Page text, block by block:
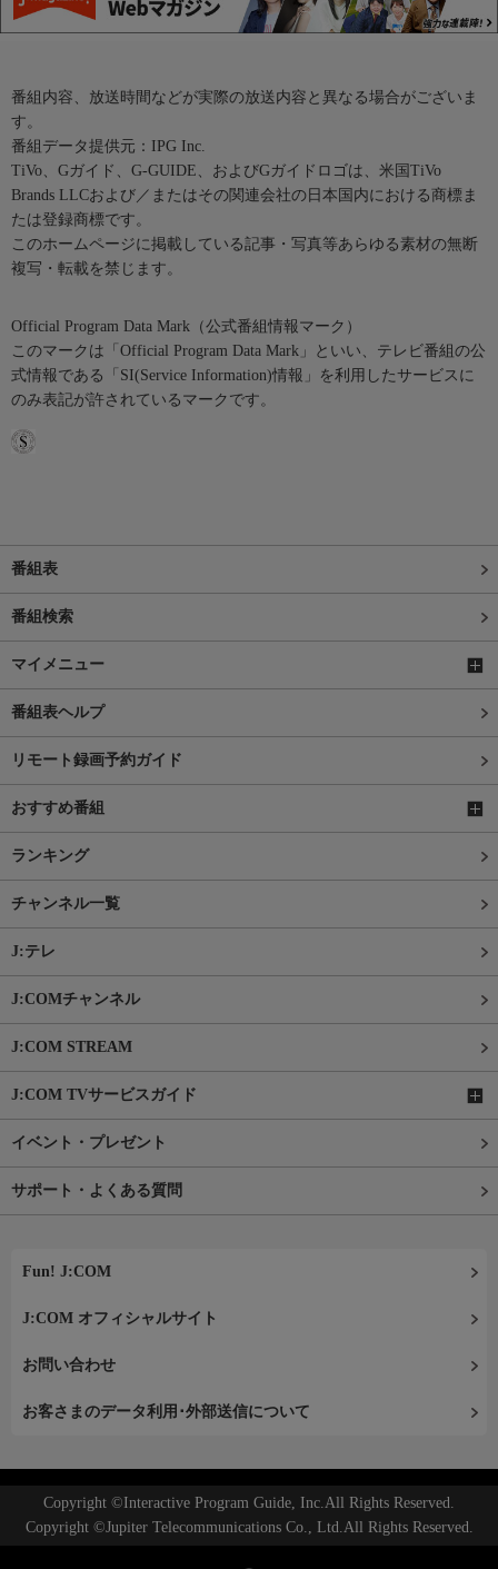
番組内容、放送時間などが実際の放送内容と異なる場合がございま
す。
番組データ提供元：IPG Inc.
TiVo、Gガイド、G-GUIDE、およびGガイドロゴは、米国TiVo
Brands LLCおよび／またはその関連会社の日本国内における商標ま
たは登録商標です。
このホームページに掲載している記事・写真等あらゆる素材の無断
複写・転載を禁じます。
Official Program Data Mark（公式番組情報マーク）
このマークは「Official Program Data Mark」といい、テレビ番組の公
式情報である「SI(Service Information)情報」を利用したサービスに
のみ表記が許されているマークです。
番組表
番組検索
マイメニュー
番組表ヘルプ
リモート録画予約ガイド
おすすめ番組
ランキング
チャンネル一覧
J:テレ
J:COMチャンネル
J:COM STREAM
J:COM TVサービスガイド
イベント・プレゼント
サポート・よくある質問
Fun! J:COM
J:COM オフィシャルサイト
お問い合わせ
お客さまのデータ利用･外部送信について
Copyright ©Interactive Program Guide, Inc.All Rights Reserved.
Copyright ©Jupiter Telecommunications Co., Ltd.All Rights Reserved.